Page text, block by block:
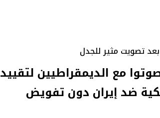
تصويت مثير للجدل
مع الديمقراطيين لتقييد
ضد إيران دون تفويض